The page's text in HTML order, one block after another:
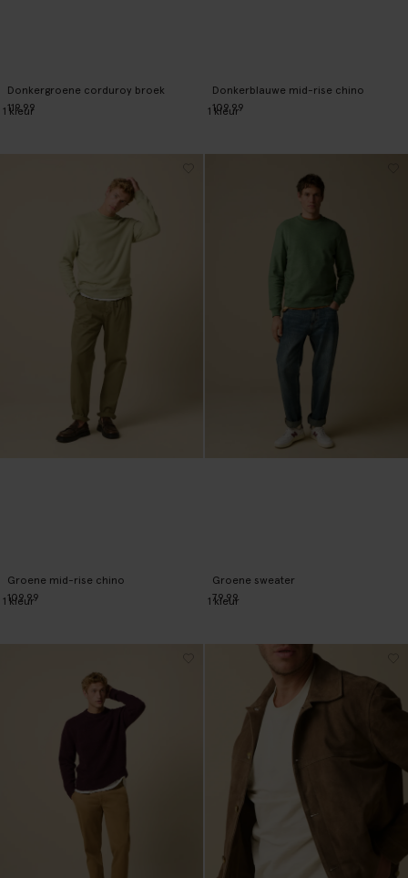
Donkergroene corduroy broek
119.99
1 kleur
Donkerblauwe mid-rise chino
109.99
1 kleur
Groene mid-rise chino
109.99
1 kleur
Groene sweater
79.99
1 kleur